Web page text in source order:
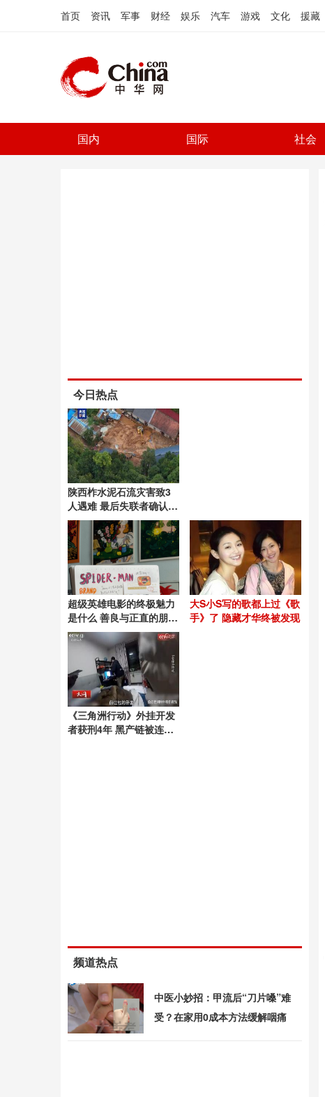
首页 资讯 军事 财经 娱乐 汽车 游戏 文化 援藏
国内 国际 社会
今日热点
陕西柞水泥石流灾害致3
人遇难 最后失联者确认遇
难
超级英雄电影的终极魅力
是什么 善良与正直的朋克
精神
大S小S写的歌都上过《歌
手》了 隐藏才华终被发现
《三角洲行动》外挂开发
者获刑4年 黑产链被连根
频道热点
中医小妙招：甲流后“刀片嗓”难
受？在家用0成本方法缓解咽痛